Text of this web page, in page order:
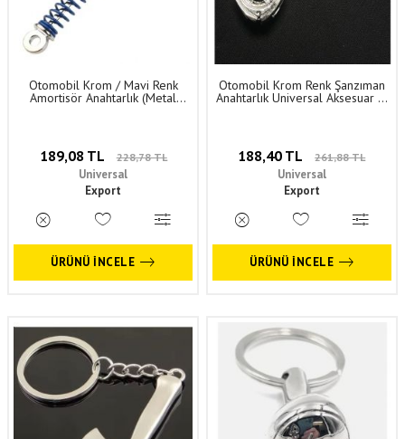
Otomobil Krom / Mavi Renk
Amortisör Anahtarlık (Metal
Hacimli) Universal Aksesuar 1.
189,08 TL 228,78 TL
Universal
Export
ÜRÜNÜ İNCELE
Otomobil Krom Renk Şanzıman
Anahtarlık Universal Aksesuar 1.
188,40 TL 261,88 TL
Universal
Export
ÜRÜNÜ İNCELE